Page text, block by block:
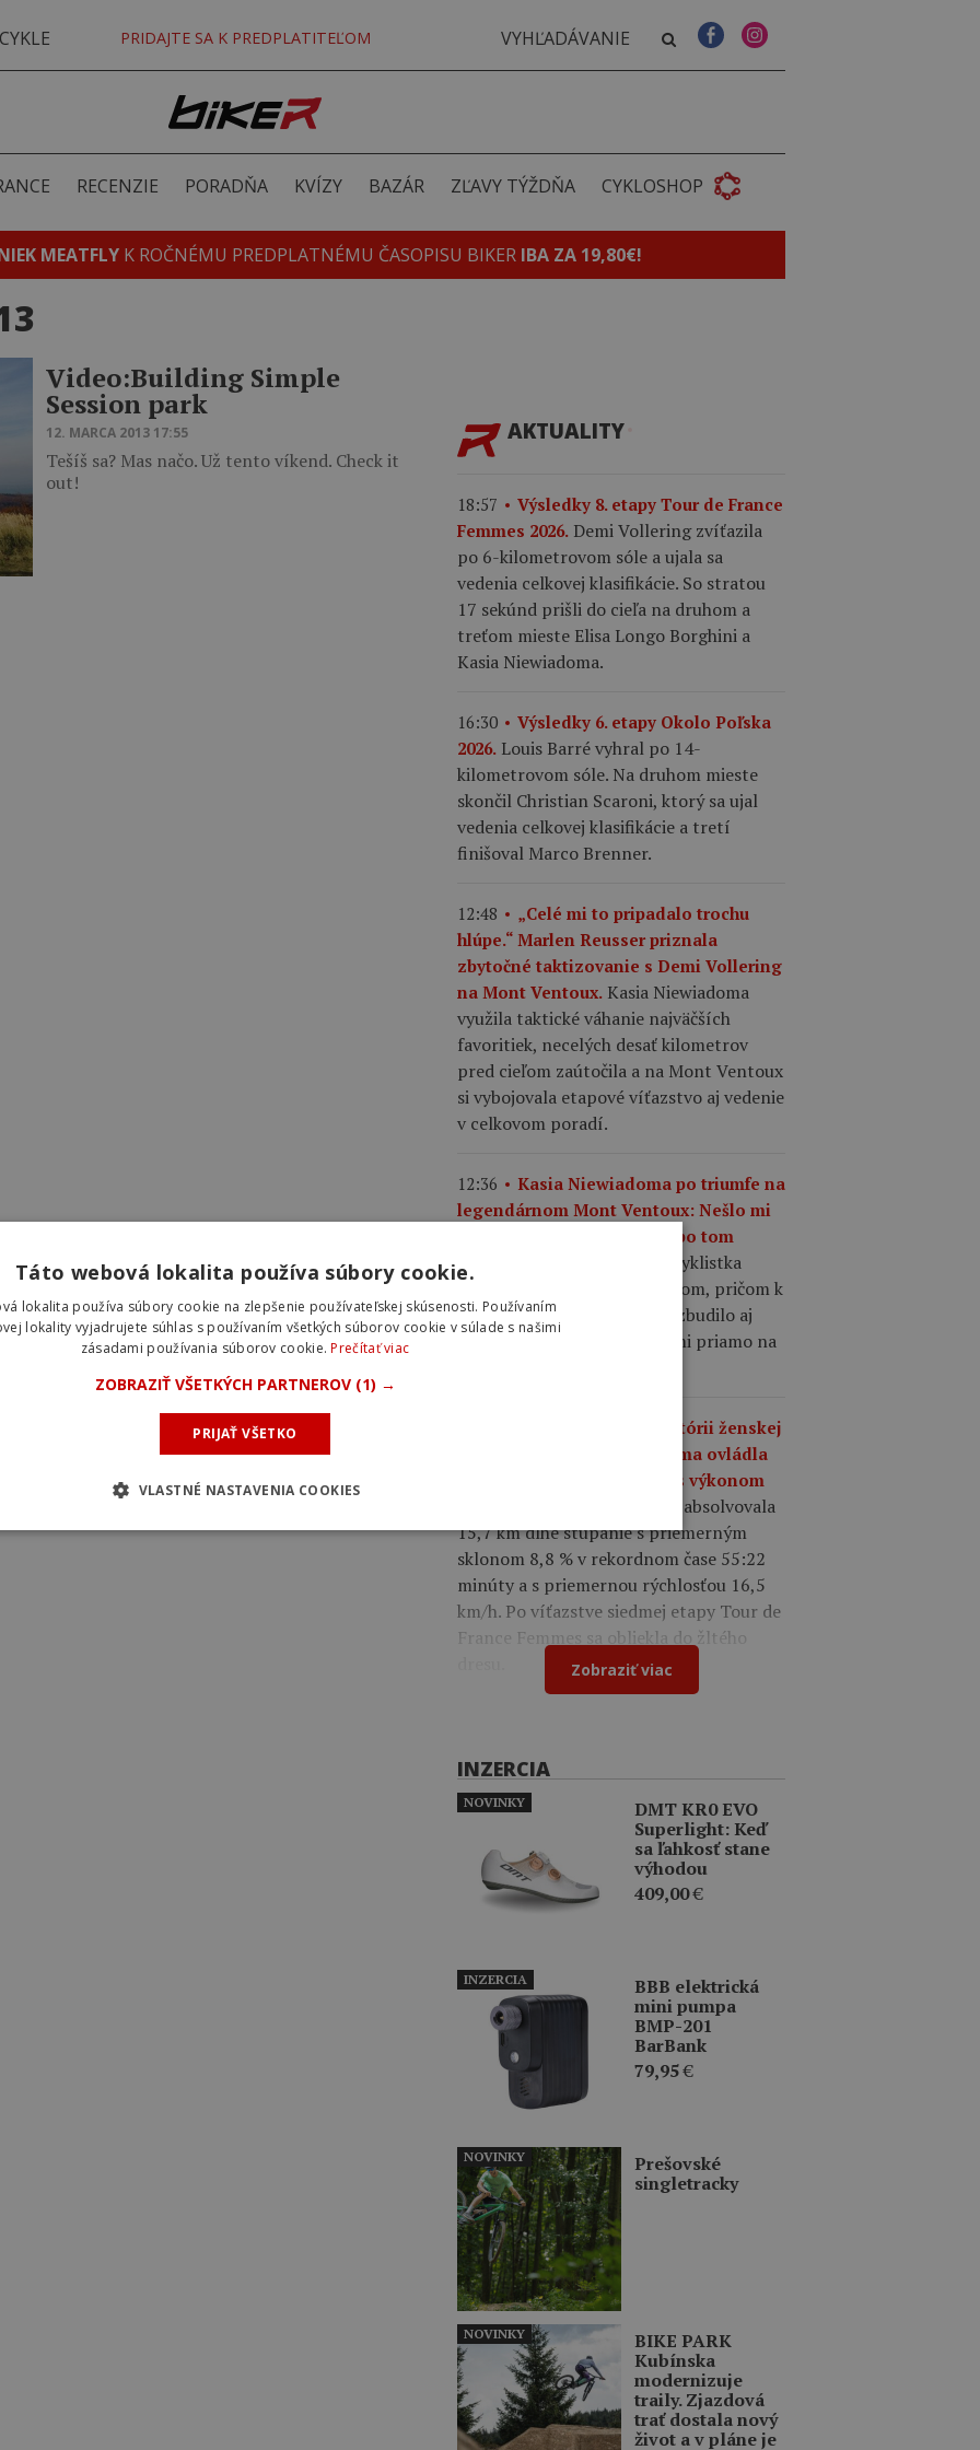
PRIDAJTE SA K PREDPLATITEĽOM
RECENZIE PORADŇA KVÍZY BAZÁR ZĽAVY TÝŽDŇA CYKLOSHOP
MEATFLY K ROČNÉMU PREDPLATNÉMU ČASOPISU BIKER IBA ZA 19,80€!
Video:Building Simple
Session park
12. MARCA 2013 17:55
Tešíš sa? Mas načo. Už tento víkend. Check it
out!
AKTUALITY
18:57
Výsledky 8. etapy Tour de France
Femmes 2026. Demi Vollering zvíťazila
po 6-kilometrovom sóle a ujala sa
vedenia celkovej klasifikácie. So stratou
17 sekúnd prišli do cieľa na druhom a
treťom mieste Elisa Longo Borghini a
Kasia Niewiadoma.
16:30
Výsledky 6. etapy Okolo Poľska
2026. Louis Barré vyhral po 14-
kilometrovom sóle. Na druhom mieste
skončil Christian Scaroni, ktorý sa ujal
vedenia celkovej klasifikácie a tretí
finišoval Marco Brenner.
12:48
„Celé mi to pripadalo trochu
hlúpe.“ Marlen Reusser priznala
zbytočné taktizovanie s Demi Vollering
na Mont Ventoux. Kasia Niewiadoma
využila taktické váhanie najväčších
favoritiek, necelých desať kilometrov
pred cieľom zaútočila a na Mont Ventoux
si vybojovala etapové víťazstvo aj vedenie
v celkovom poradí.
12:36
Kasia Niewiadoma po triumfe na
legendárnom Mont Ventoux: Nešlo mi
iba o víťazstvo, túžila som po tom
Poľská cyklistka
zaútočila ďaleko pred vrcholom, pričom k
emotívnemu triumfu ju povzbudilo aj
nečakané stretnutie s rodičmi priamo na
Najlepší výkon v histórii ženskej
cyklistiky? Kasia Niewiadoma ovládla
legendárny Mont Ventoux s výkonom
Poľská pretekárka absolvovala
15,7 km dlhé stúpanie s priemerným
sklonom 8,8 % v rekordnom čase 55:22
minúty a s priemernou rýchlosťou 16,5
km/h. Po víťazstve siedmej etapy Tour de
France Femmes sa obliekla do žltého
Zobraziť viac
INZERCIA
DMT KR0 EVO
Superlight: Keď
sa ľahkosť stane
výhodou
409,00€
NOVINKY
BBB elektrická
mini pumpa
BMP-201
BarBank
79,95€
INZERCIA
Prešovské
singletracky
NOVINKY
BIKE PARK
Kubínska
modernizuje
traily. Zjazdová
trať dostala nový
život a v pláne je
NOVINKY
Táto webová lokalita používa súbory cookie.
lokalita používa súbory cookie na zlepšenie používateľskej skúsenosti. Používaním
lokality vyjadrujete súhlas s používaním všetkých súborov cookie v súlade s našimi
zásadami používania súborov cookie.Prečítať viac
ZOBRAZIŤ VŠETKÝCH PARTNEROV (1) →
PRIJAŤ VŠETKO
VLASTNÉ NASTAVENIA COOKIES